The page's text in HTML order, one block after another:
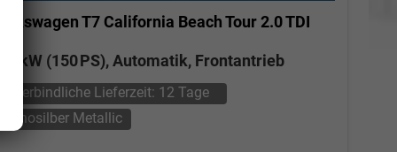
Volkswagen T7 California Beach Tour 2.0 TDI
110 kW (150 PS), Automatik, Frontantrieb
unverbindliche Lieferzeit: 12 Tage
Monosilber Metallic